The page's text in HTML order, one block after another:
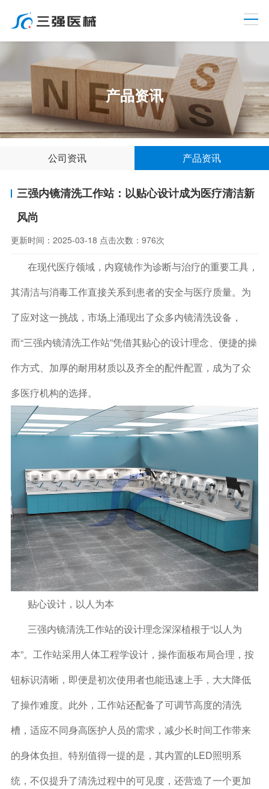
产品资讯
公司资讯 产品资讯
三强内镜清洗工作站：以贴心设计成为医疗清洁新
风尚
更新时间： 2025-03-18 点击次数： 976次
在现代医疗领域，内窥镜作为诊断与治疗的重要工具，
其清洁与消毒工作直接关系到患者的安全与医疗质量。为
了应对这一挑战，市场上涌现出了众多内镜清洗设备，
而“三强内镜清洗工作站”凭借其贴心的设计理念、便捷的操
作方式、加厚的耐用材质以及齐全的配件配置，成为了众
多医疗机构的选择。
贴心设计，以人为本
三强内镜清洗工作站的设计理念深深植根于“以人为
本”。工作站采用人体工程学设计，操作面板布局合理，按
钮标识清晰，即便是初次使用者也能迅速上手，大大降低
了操作难度。此外，工作站还配备了可调节高度的清洗
槽，适应不同身高医护人员的需求，减少长时间工作带来
的身体负担。特别值得一提的是，其内置的LED照明系
统，不仅提升了清洗过程中的可见度，还营造了一个更加